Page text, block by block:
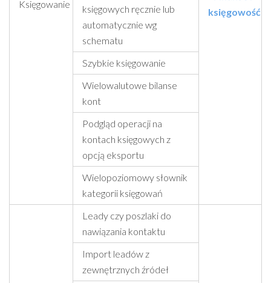
Księgowanie
księgowość
księgowych ręcznie lub
automatycznie wg
schematu
Szybkie księgowanie
Wielowalutowe bilanse
kont
Podgląd operacji na
kontach księgowych z
opcją eksportu
Wielopoziomowy słownik
kategorii księgowań
Leady czy poszlaki do
nawiązania kontaktu
Import leadów z
zewnętrznych źródeł